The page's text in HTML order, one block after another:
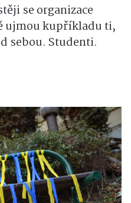
se organizace
ujmou kupříkladu ti,
sebou. Studenti.